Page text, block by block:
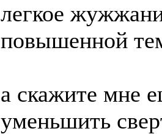
легкое
повышенной
а скажите мне
уменьшить